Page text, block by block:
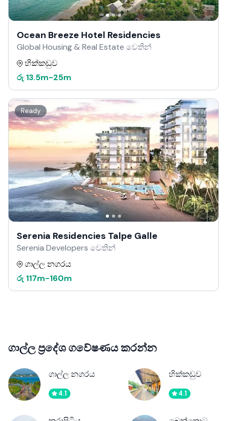
Ocean Breeze Hotel Residencies
Global Housing & Real Estate වෙතින්
හික්කඩුව
රු 13.5m-25m
Ready
Serenia Residencies Talpe Galle
Serenia Developers වෙතින්
ගාල්ල නගරය
රු 117m-160m
ගාල්ල ප්‍රදේශ ගවේෂණය කරන්න
ගාල්ල නගරය
4.1
හික්කඩුව
4.1